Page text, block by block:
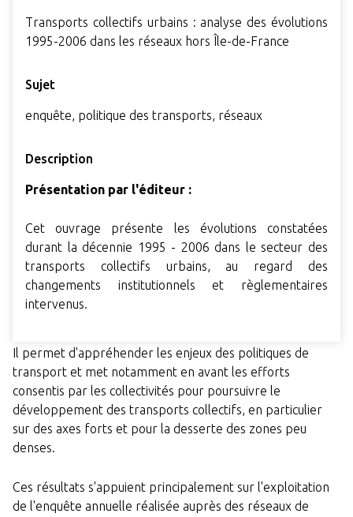
Transports collectifs urbains : analyse des évolutions
1995-2006 dans les réseaux hors Île-de-France
Sujet
enquête, politique des transports, réseaux
Description
Présentation par l'éditeur :
Cet ouvrage présente les évolutions constatées
durant la décennie 1995 - 2006 dans le secteur des
transports collectifs urbains, au regard des
changements institutionnels et règlementaires
intervenus.
Il permet d'appréhender les enjeux des politiques de
transport et met notamment en avant les efforts
consentis par les collectivités pour poursuivre le
développement des transports collectifs, en particulier
sur des axes forts et pour la desserte des zones peu
denses.
Ces résultats s'appuient principalement sur l'exploitation
de l'enquête annuelle réalisée auprès des réseaux de